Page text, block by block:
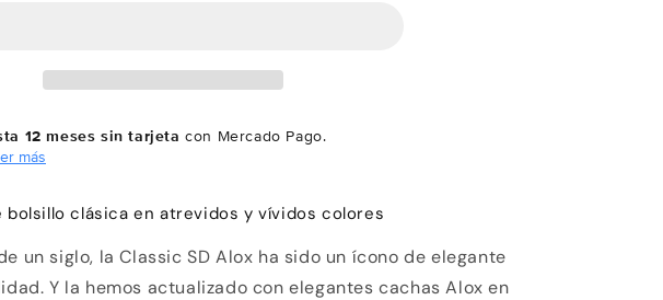
12 meses sin tarjeta con Mercado Pago.
más
bolsillo clásica en atrevidos y vívidos colores
un siglo, la Classic SD Alox ha sido un ícono de elegante
Y la hemos actualizado con elegantes cachas Alox en